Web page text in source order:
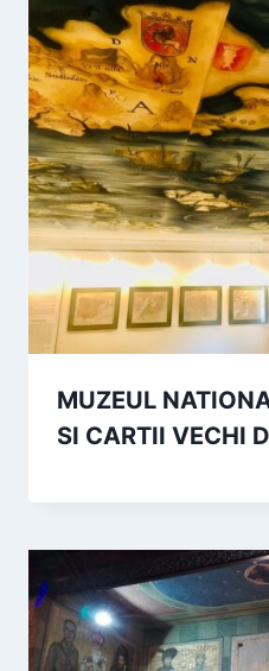
MUZEUL
SI CARTII VECHI